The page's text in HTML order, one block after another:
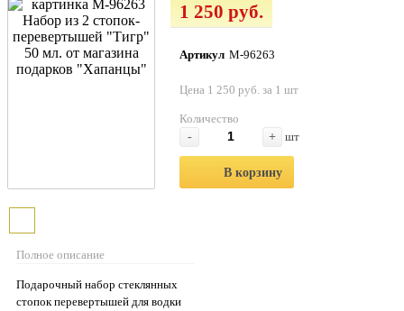
1 250 руб.
Артикул М-96263
Цена 1 250 руб. за 1 шт
Количество
-
+ шт
В корзину
Полное описание
Подарочный набор стеклянных
стопок перевертышей для водки